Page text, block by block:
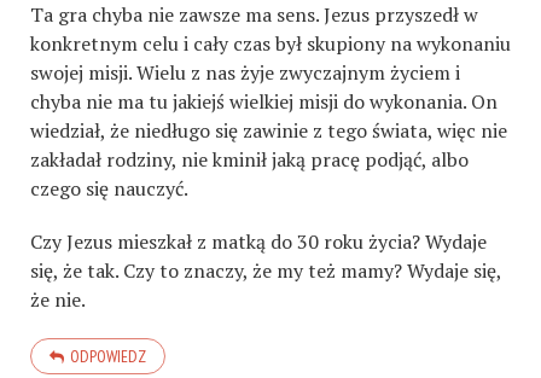
Ta gra chyba nie zawsze ma sens. Jezus przyszedł w
konkretnym celu i cały czas był skupiony na wykonaniu
swojej misji. Wielu z nas żyje zwyczajnym życiem i
chyba nie ma tu jakiejś wielkiej misji do wykonania. On
wiedział, że niedługo się zawinie z tego świata, więc nie
zakładał rodziny, nie kminił jaką pracę podjąć, albo
czego się nauczyć.
Czy Jezus mieszkał z matką do 30 roku życia? Wydaje
się, że tak. Czy to znaczy, że my też mamy? Wydaje się,
że nie.
ODPOWIEDZ